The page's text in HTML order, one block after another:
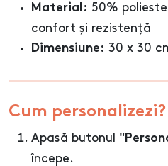
Material: 50%
confort și rezistență
Dimensiune: 30 x 30
Cum personalizezi?
Apasă butonul
începe.